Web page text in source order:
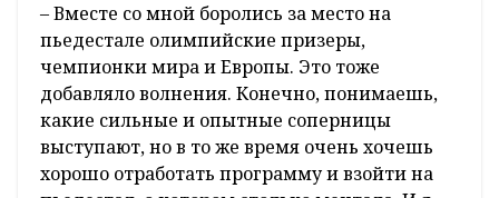
– Вместе со мной боролись за место на
пьедестале олимпийские призеры,
чемпионки мира и Европы. Это тоже
добавляло волнения. Конечно, понимаешь,
какие сильные и опытные соперницы
выступают, но в то же время очень хочешь
хорошо отработать программу и взойти на